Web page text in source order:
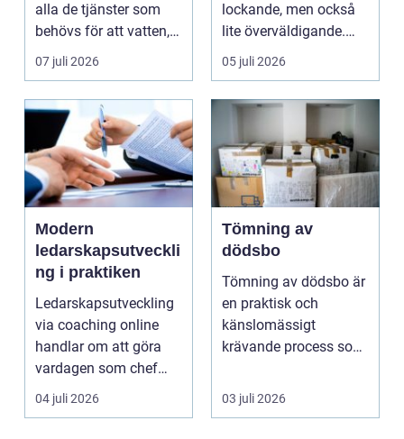
alla de tjänster som
behövs för att vatten,
värme och avlopp ...
07 juli 2026
lockande, men också
lite överväldigande.
Utbudet är stor...
05 juli 2026
Modern
ledarskapsutveckli
ng i praktiken
Ledarskapsutveckling
via coaching online
handlar om att göra
vardagen som chef
både mer h...
04 juli 2026
Tömning av
dödsbo
Tömning av dödsbo är
en praktisk och
känslomässigt
krävande process som
gång ell...
03 juli 2026